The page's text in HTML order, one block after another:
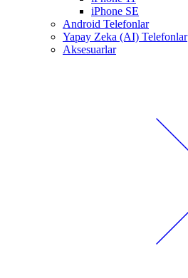
iPhone SE
Android Telefonlar
Yapay Zeka (AI) Telefonlar
Aksesuarlar